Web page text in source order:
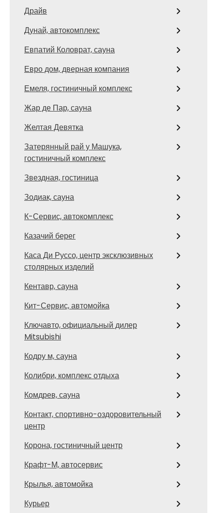
Драйв
Дунай, автокомплекс
Евпатий Коловрат, сауна
Евро дом, дверная компания
Емеля, гостиничный комплекс
Жар де Пар, сауна
Желтая Девятка
Затерянный рай у Машука,
гостиничный комплекс
Звездная, гостиница
Зодиак, сауна
К-Сервис, автокомплекс
Казачий берег
Каса Ди Руссо, центр эксклюзивных
столярных изделий
Кентавр, сауна
Кит-Сервис, автомойка
Ключавто, официальный дилер
Mitsubishi
Кодру м, сауна
Колибри, комплекс отдыха
Комдрев, сауна
Контакт, спортивно-оздоровительный
центр
Корона, гостиничный центр
Крафт-М, автосервис
Крылья, автомойка
Курьер